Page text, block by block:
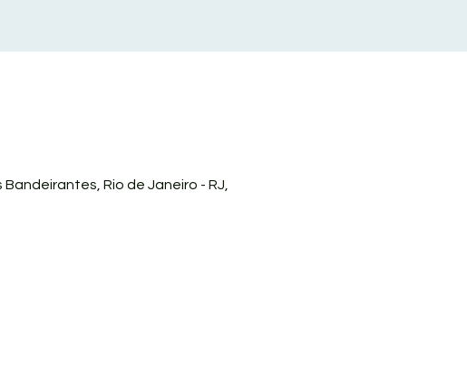
Bandeirantes, Rio de Janeiro - RJ,